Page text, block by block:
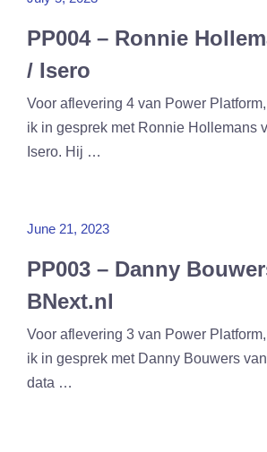
PP004 – Ronnie
/ Isero
Voor aflevering 4 van Power
ik in gesprek met Ronnie Hollemans
Isero. Hij …
June 21, 2023
PP003 – Danny
BNext.nl
Voor aflevering 3 van Power
ik in gesprek met Danny Bouwers
data …